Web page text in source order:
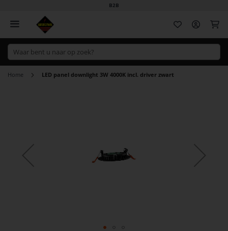
B2B
Home LED panel downlight 3W 4000K incl. driver zwart